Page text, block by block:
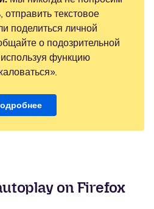
отправить текстовое
поделиться личной
о подозрительной
используя функцию
on Firefox